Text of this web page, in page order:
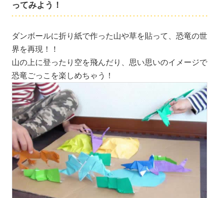
ってみよう！
ダンボールに折り紙で作った山や草を貼って、恐竜の世
界を再現！！
山の上に登ったり空を飛んだり、思い思いのイメージで
恐竜ごっこを楽しめちゃう！